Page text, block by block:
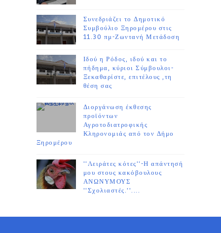
Συνεδριάζει το Δημοτικό
Συμβούλιο Ξηρομέρου στις
11.30 πμ-Ζωντανή Μετάδοση
Ιδού η Ρόδος, ιδού και το
πήδημα, κύριοι Σύμβουλοι-
Ξεκαθαρίστε, επιτέλους ,τη
θέση σας
Διοργάνωση έκθεσης
προϊόντων
Αγροτοδιατροφικής
Κληρονομιάς από τον Δήμο
Ξηρομέρου
''Λειράτες κότες''-Η απάντησή
μου στους κακόβουλους
ΑΝΩΝΥΜΟΥΣ
''Σχολιαστές.''....